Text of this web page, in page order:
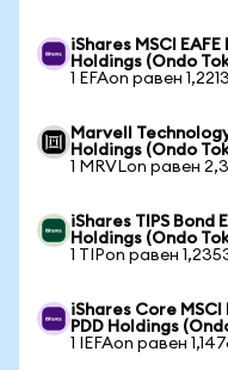
iShares MSCI
Holdings (Ondo
1 EFAon равен
Marvell
Holdings (Ondo
1 MRVLon равен
iShares TIPS Bond
Holdings (Ondo
1 TIPon равен
iShares Core MSCI
PDD Holdings
1 IEFAon равен